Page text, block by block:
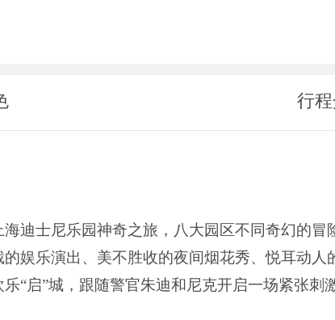
行
海迪士尼乐园神奇之旅，八大园区不同奇幻的
娱乐演出、美不胜收的夜间烟花秀、悦耳动
“启”城，跟随警官朱迪和尼克开启一场紧张刺